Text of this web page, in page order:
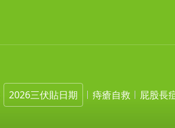
2026三伏貼日期 痔瘡自救 屁股長